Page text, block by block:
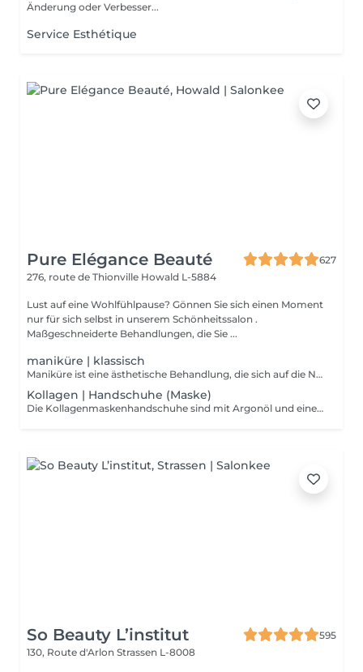
Änderung oder Verbesser...
Service Esthétique
Pure Elégance Beauté
627
276, route de Thionville Howald L-5884
Lust auf eine Wohlfühlpause? Gönnen Sie sich einen Moment
nur für sich selbst in unserem Schönheitssalon .
Maßgeschneiderte Behandlungen, die Sie ...
maniküre | klassisch
Maniküre ist eine ästhetische Behandlung, die sich auf die Nägel konzentriert. Die Kosmetikerin wird Ihre Finger zu Beginn der Maniküre in einer Schüssel mit heißem Wasser einweichen Die Maniküre ermöglicht es, die Nägel zu stärken, von kleinen abgestorbenen Hautschüppchen, die sie umgeben, zu befreien und gepflegte Hände zu zeigen. Beschränkt sich auf das Zurückschieben der Nagelhaut, Feilen und Polieren der Nägel und begleitend mit einer Massage der Hände am Ende der Maniküre und evtl
Kollagen | Handschuhe (Maske)
Die Kollagenmaskenhandschuhe sind mit Argonöl und einer kollagenreichen Emulsion vorimprägniert, um die Haut zu durchdringen und mit Feuchtigkeit zu versorgen.
So Beauty L’institut
595
130, Route d'Arlon Strassen L-8008